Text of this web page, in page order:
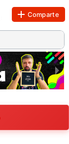
Comparte